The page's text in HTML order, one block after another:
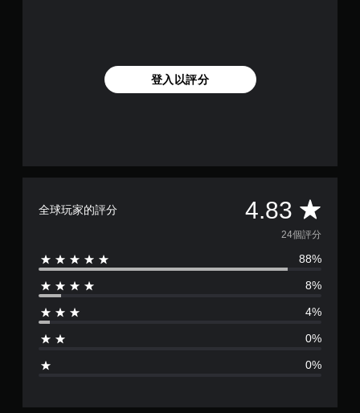
登入以評分
全球玩家的評分 4.83 平
均
評
分
4
24個評分
88%
8%
4%
0%
0%